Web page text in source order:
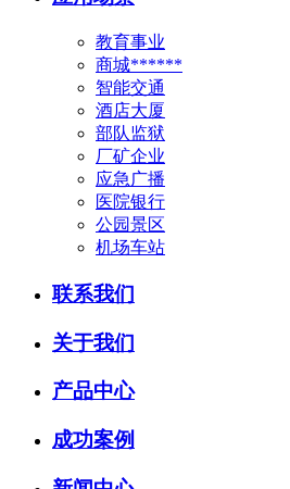
教育事业
商城******
智能交通
酒店大厦
部队监狱
厂矿企业
应急广播
医院银行
公园景区
机场车站
联系我们
关于我们
产品中心
成功案例